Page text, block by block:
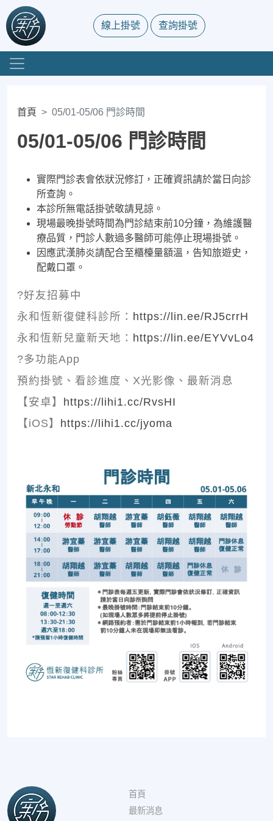
線上掛號 查詢掛號
首頁 05/01-05/06 門診時間
05/01-05/06 門診時間
實際門診表會依狀況修訂，正確資訊請於當日向診
所查詢。
本診所無電話掛號敬請見諒。
現場最晚掛號時間為門診結束前10分鐘，為維護醫
療品質，門診人數過多醫師可能停止現場掛號。
因應武漢肺炎請配合至櫃檯量額溫，告知旅遊史，
配戴口罩。
?好友招募中
永和恆新復健科診所： https://lin.ee/RJ5crrH
永和恆新兒童新天地： https://lin.ee/EYVvLo4
?多功能App
預約掛號、看診進度、X光影像、最新消息
【安卓】 https://lihi1.cc/RvsHI
【iOS】 https://lihi1.cc/jyoma
首頁
最新消息